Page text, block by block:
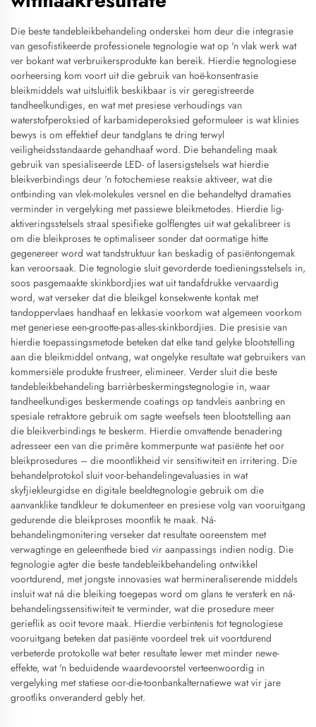
Die beste tandebleikbehandeling onderskei hom deur die integrasie
van gesofistikeerde professionele tegnologie wat op 'n vlak werk wat
ver bokant wat verbruikersprodukte kan bereik. Hierdie tegnologiese
oorheersing kom voort uit die gebruik van hoë-konsentrasie
bleikmiddels wat uitsluitlik beskikbaar is vir geregistreerde
tandheelkundiges, en wat met presiese verhoudings van
waterstofperoksied of karbamideperoksied geformuleer is wat klinies
bewys is om effektief deur tandglans te dring terwyl
veiligheidsstandaarde gehandhaaf word. Die behandeling maak
gebruik van spesialiseerde LED- of lasersigstelsels wat hierdie
bleikverbindings deur 'n fotochemiese reaksie aktiveer, wat die
ontbinding van vlek-molekules versnel en die behandeltyd dramaties
verminder in vergelyking met passiewe bleikmetodes. Hierdie lig-
aktiveringsstelsels straal spesifieke golflengtes uit wat gekalibreer is
om die bleikproses te optimaliseer sonder dat oormatige hitte
gegenereer word wat tandstruktuur kan beskadig of pasiëntongemak
kan veroorsaak. Die tegnologie sluit gevorderde toedieningsstelsels in,
soos pasgemaakte skinkbordjies wat uit tandafdrukke vervaardig
word, wat verseker dat die bleikgel konsekwente kontak met
tandoppervlaes handhaaf en lekkasie voorkom wat algemeen voorkom
met generiese een-grootte-pas-alles-skinkbordjies. Die presisie van
hierdie toepassingsmetode beteken dat elke tand gelyke blootstelling
aan die bleikmiddel ontvang, wat ongelyke resultate wat gebruikers van
kommersiële produkte frustreer, elimineer. Verder sluit die beste
tandebleikbehandeling barrièrbeskermingstegnologie in, waar
tandheelkundiges beskermende coatings op tandvleis aanbring en
spesiale retraktore gebruik om sagte weefsels teen blootstelling aan
die bleikverbindings te beskerm. Hierdie omvattende benadering
adresseer een van die primêre kommerpunte wat pasiënte het oor
bleikprosedures – die moontlikheid vir sensitiwiteit en irritering. Die
behandelprotokol sluit voor-behandelingevaluasies in wat
skyfjiekleurgidse en digitale beeldtegnologie gebruik om die
aanvanklike tandkleur te dokumenteer en presiese volg van vooruitgang
gedurende die bleikproses moontlik te maak. Ná-
behandelingmonitering verseker dat resultate ooreenstem met
verwagtinge en geleenthede bied vir aanpassings indien nodig. Die
tegnologie agter die beste tandebleikbehandeling ontwikkel
voortdurend, met jongste innovasies wat hermineraliserende middels
insluit wat ná die bleiking toegepas word om glans te versterk en ná-
behandelingssensitiwiteit te verminder, wat die prosedure meer
gerieflik as ooit tevore maak. Hierdie verbintenis tot tegnologiese
vooruitgang beteken dat pasiënte voordeel trek uit voortdurend
verbeterde protokolle wat beter resultate lewer met minder newe-
effekte, wat 'n beduidende waardevoorstel verteenwoordig in
vergelyking met statiese oor-die-toonbankalternatiewe wat vir jare
grootliks onveranderd gebly het.